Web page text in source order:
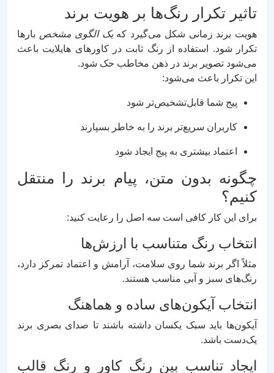
تاثیر تکرار رنگ‌ها بر هویت برند
هویت برند زمانی شکل می‌گیرد کهیک الگوی مشخص بارها
تکرار شود. استفاده از رنگ ثابت در کاورهای هایلایت باعث
می‌شود تصویر برند در ذهن مخاطب حک شود.
این تکرار باعث می‌شود:
پیج شما قابل‌تشخیص‌تر شود
کاربران سریع‌تر برند را به خاطر بسپارند
اعتماد بیشتری به پیج ایجاد شود
چگونه بدون متن، پیام برند را منتقل
کنیم؟
برای این کار کافی است سه اصل را رعایت کنید:
انتخاب رنگ متناسب با ارزش‌ها
مثلاً اگر برند شما روی سلامت، آرامش و اعتماد تمرکز دارد،
رنگ‌های سبز و آبی مناسب هستند.
انتخاب آیکون‌های ساده و هماهنگ
آیکون‌ها باید سبک یکسان داشته باشند تا صدای بصری برند
یک‌دست باشد.
ایجاد تناسب بین رنگ کاور و رنگ قالب